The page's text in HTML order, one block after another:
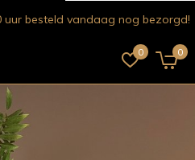
0 0
uur besteld vandaag nog bezorgd!